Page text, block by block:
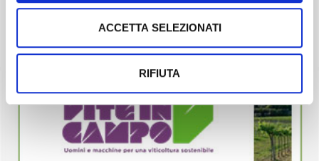
ACCETTA SELEZIONATI
RIFIUTA